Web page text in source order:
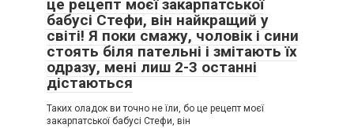
це рецепт моєї закарпатської
бабусі Стефи, він найкращий у
світі! Я поки смажу, чоловік і сини
стоять біля пательні і змітають їх
одразу, мені лиш 2-3 останні
дістаються
Таких оладок ви точно не їли, бо це рецепт моєї
закарпатської бабусі Стефи, він